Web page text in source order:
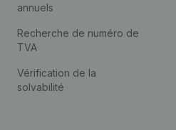
annuels
Recherche de numéro de
TVA
Vérification de la
solvabilité